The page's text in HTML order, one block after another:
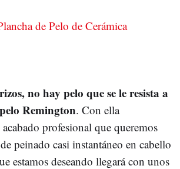
de Pelo de Cerámica
no hay pelo que se le resista a
Remington. Con ella
profesional que queremos
peinado casi instantáneo en cabello
estamos deseando llegará con unos